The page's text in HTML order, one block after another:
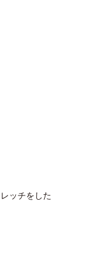
ッチをした